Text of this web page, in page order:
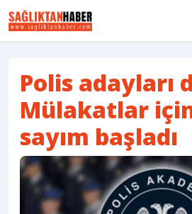
Polis adayları
Mülakatlar
sayım başladı